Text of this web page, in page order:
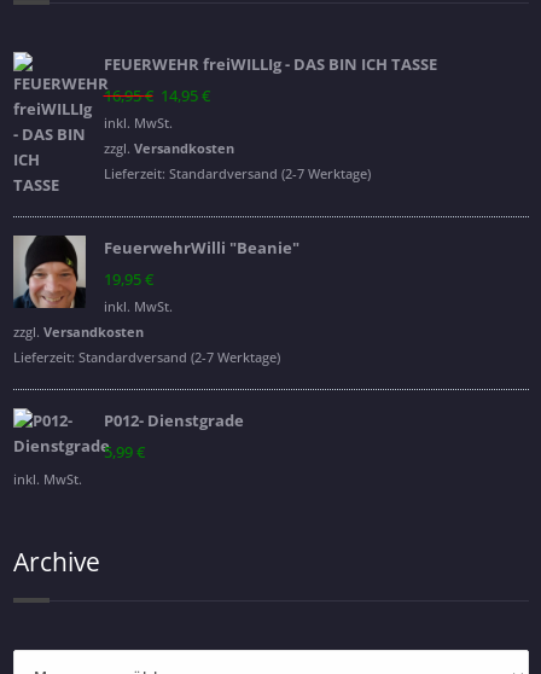
FEUERWEHR freiWILLIg - DAS BIN ICH TASSE
16,95€ Ursprünglicher
Preis
war:
16,95 €
14,95€
ist:
14,95 €.
inkl. MwSt.
zzgl. Versandkosten
Lieferzeit: Standardversand (2-7 Werktage)
FeuerwehrWilli "Beanie"
19,95€
inkl. MwSt.
zzgl. Versandkosten
Lieferzeit: Standardversand (2-7 Werktage)
P012- Dienstgrade
5,99€
inkl. MwSt.
Archive